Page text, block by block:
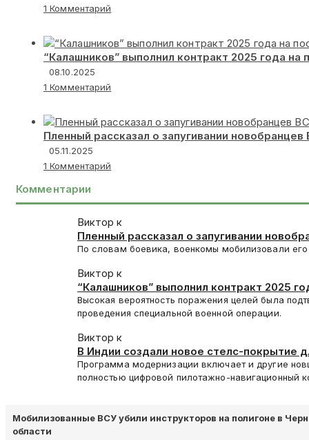
1 Комментарий
“Калашников” выполнил контракт 2025 года на
08.10.2025
1 Комментарий
Пленный рассказал о запугивании
05.11.2025
1 Комментарий
Комментарии
Виктор к
Пленный рассказал о запугивании
По словам боевика, военкомы мобилизовали
Виктор к
“Калашников” выполнил контракт 2025
Высокая вероятность поражения целей была
проведения специальной военной операции.
Виктор к
В Индии создали новое стелс-покрытие
Программа модернизации включает и другие
полностью цифровой пилотажно-навигационный
Мобилизованные ВСУ убили инструкторов на полигоне в
области